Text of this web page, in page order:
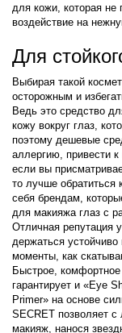
для кожи, которая не
воздействие на
Для
Выбирая такой
осторожным и
Ведь это средство
кожу вокруг глаз,
поэтому дешевые
аллергию, привести
если вы
то лучше
себя брендам,
для макияжа глаз с
Отличная репутация
держаться
моменты, как
Быстрое,
гарантирует и «Eye
Primer» на основе
SECRET позволяет с
макияж, нанося